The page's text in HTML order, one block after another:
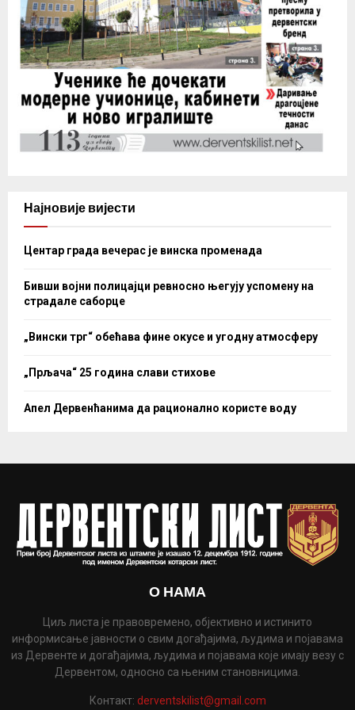
Најновије вијести
Центар града вечерас је винска променада
Бивши војни полицајци ревносно његују успомену на
страдале саборце
„Вински трг“ обећава фине окусе и угодну атмосферу
„Прљача“ 25 година слави стихове
Апел Дервенћанима да рационално користе воду
О НАМА
Циљ листа је правовремено, објективно и истинито
информисање јавности о свим догађајима, људима и појавама
из Дервенте и догађајима, људима и појавама које имају везу с
Дервентом, односно са њеним становницима.
Контакт: derventskilist@gmail.com